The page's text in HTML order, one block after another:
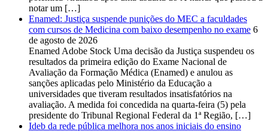
notar um […]
Enamed: Justiça suspende punições do MEC a faculdades
com cursos de Medicina com baixo desempenho no exame 6
de agosto de 2026
Enamed Adobe Stock Uma decisão da Justiça suspendeu os
resultados da primeira edição do Exame Nacional de
Avaliação da Formação Médica (Enamed) e anulou as
sanções aplicadas pelo Ministério da Educação a
universidades que tiveram resultados insatisfatórios na
avaliação. A medida foi concedida na quarta-feira (5) pela
presidente do Tribunal Regional Federal da 1ª Região, […]
Ideb da rede pública melhora nos anos iniciais do ensino